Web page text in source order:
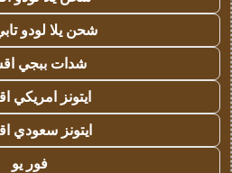
شحن يلا لودو
شدات ببجي
ايتونز امريكي
ايتونز سعودي
فور يو